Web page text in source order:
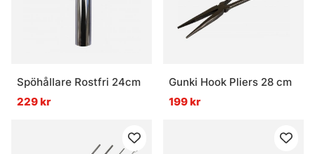
Spöhållare Rostfri 24cm
229 kr
Gunki Hook Pliers 28 cm
199 kr